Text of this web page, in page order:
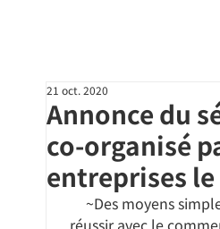
Annonce du
co-organisé
entreprises
21 oct. 2020
~Des moyens
réussir avec le